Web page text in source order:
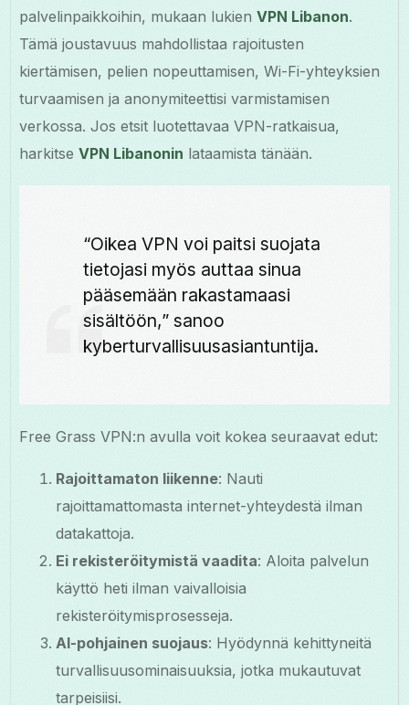
palvelinpaikkoihin, mukaan lukienVPN Libanon.
Tämä joustavuus mahdollistaa rajoitusten
kiertämisen, pelien nopeuttamisen, Wi-Fi-yhteyksien
turvaamisen ja anonymiteettisi varmistamisen
verkossa. Jos etsit luotettavaa VPN-ratkaisua,
harkitseVPN Libanonin lataamista tänään.
“Oikea VPN voi paitsi suojata
tietojasi myös auttaa sinua
pääsemään rakastamaasi
sisältöön,” sanoo
kyberturvallisuusasiantuntija.
Free Grass VPN:n avulla voit kokea seuraavat edut:
Rajoittamaton liikenne: Nauti
rajoittamattomasta internet-yhteydestä ilman
datakattoja.
Ei rekisteröitymistä vaadita: Aloita palvelun
käyttö heti ilman vaivalloisia
rekisteröitymisprosesseja.
AI-pohjainen suojaus: Hyödynnä kehittyneitä
turvallisuusominaisuuksia, jotka mukautuvat
tarpeisiisi.